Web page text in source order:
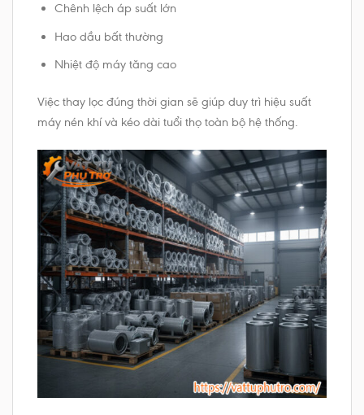
Chênh lệch áp suất lớn
Hao dầu bất thường
Nhiệt độ máy tăng cao
Việc thay lọc đúng thời gian sẽ giúp duy trì hiệu suất
máy nén khí và kéo dài tuổi thọ toàn bộ hệ thống.